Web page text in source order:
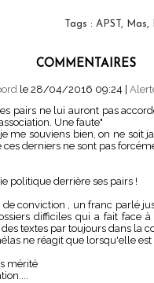
Tags : APST , Mas,
COMMENTAIRES
le 28/04/2016 09:24
pairs ne lui auront pas
Une faute"
me souviens bien, on ne soit
ces derniers ne sont pas
politique derrière ses pairs !
conviction , un franc parlé
difficiles qui a fait face
textes par toujours dans la
ne réagit que lorsqu'elle est
mérité